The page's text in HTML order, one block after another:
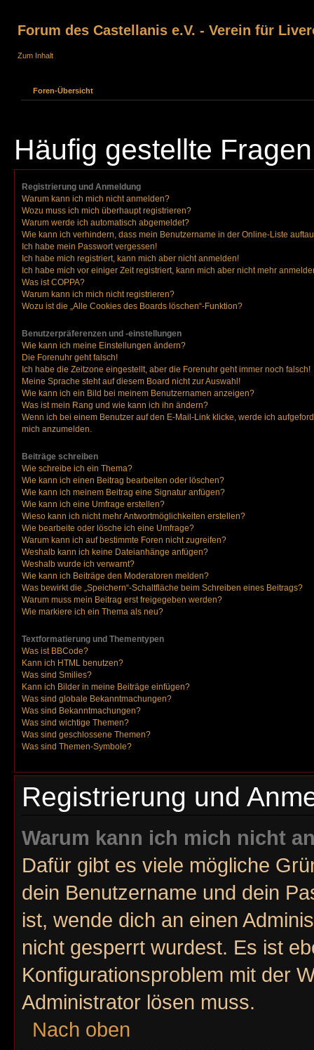
Forum des Castellanis e.V. - Verein für
Zum Inhalt
Foren-Übersicht
Häufig gestellte Fragen
Registrierung und Anmeldung
Warum kann ich mich nicht anmelden?
Wozu muss ich mich überhaupt registrieren?
Warum werde ich automatisch abgemeldet?
Wie kann ich verhindern, dass mein Benutzername in der Online-Liste
Ich habe mein Passwort vergessen!
Ich habe mich registriert, kann mich aber nicht anmelden!
Ich habe mich vor einiger Zeit registriert, kann mich aber nicht mehr
Was ist COPPA?
Warum kann ich mich nicht registrieren?
Wozu ist die „Alle Cookies des Boards löschen“-Funktion?
Benutzerpräferenzen und -einstellungen
Wie kann ich meine Einstellungen ändern?
Die Forenuhr geht falsch!
Ich habe die Zeitzone eingestellt, aber die Forenuhr geht immer noch falsch!
Meine Sprache steht auf diesem Board nicht zur Auswahl!
Wie kann ich ein Bild bei meinem Benutzernamen anzeigen?
Was ist mein Rang und wie kann ich ihn ändern?
Wenn ich bei einem Benutzer auf den E-Mail-Link klicke, werde ich
mich anzumelden.
Beiträge schreiben
Wie schreibe ich ein Thema?
Wie kann ich einen Beitrag bearbeiten oder löschen?
Wie kann ich meinem Beitrag eine Signatur anfügen?
Wie kann ich eine Umfrage erstellen?
Wieso kann ich nicht mehr Antwortmöglichkeiten erstellen?
Wie bearbeite oder lösche ich eine Umfrage?
Warum kann ich auf bestimmte Foren nicht zugreifen?
Weshalb kann ich keine Dateianhänge anfügen?
Weshalb wurde ich verwarnt?
Wie kann ich Beiträge den Moderatoren melden?
Was bewirkt die „Speichern“-Schaltfläche beim Schreiben eines Beitrags?
Warum muss mein Beitrag erst freigegeben werden?
Wie markiere ich ein Thema als neu?
Textformatierung und Thementypen
Was ist BBCode?
Kann ich HTML benutzen?
Was sind Smilies?
Kann ich Bilder in meine Beiträge einfügen?
Was sind globale Bekanntmachungen?
Was sind Bekanntmachungen?
Was sind wichtige Themen?
Was sind geschlossene Themen?
Was sind Themen-Symbole?
Registrierung und
Warum kann ich mich nicht
Dafür gibt es viele mögliche
dein Benutzername und dein
ist, wende dich an einen
nicht gesperrt wurdest. Es ist
Konfigurationsproblem mit der
Administrator lösen muss.
Nach oben